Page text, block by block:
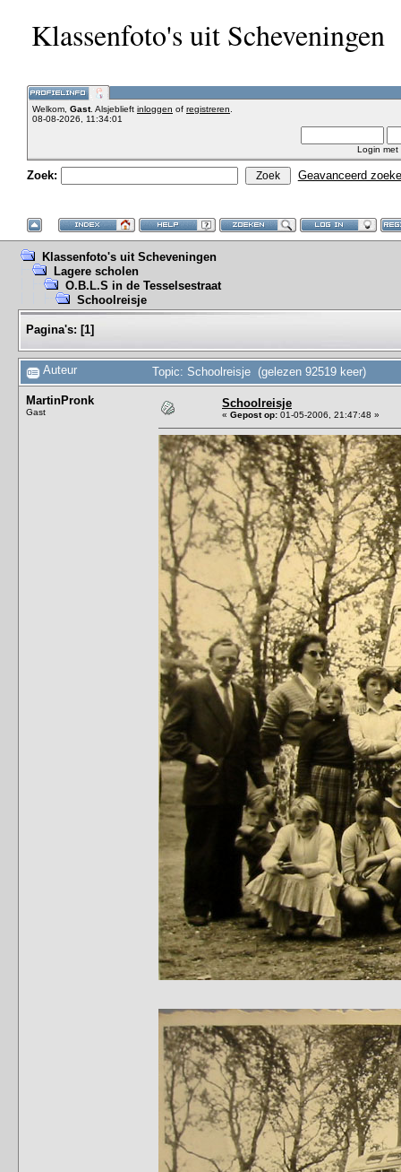
Klassenfoto's uit Scheveningen
Welkom, Gast. Alsjeblieft inloggen of registreren
08-08-2026, 11:34:01
Login met
Zoek: Geavanceerd
Klassenfoto's uit Scheveningen
Lagere scholen
O.B.L.S in de Tesselsestraat
Schoolreisje
Pagina's: [1]
Auteur Topic: Schoolreisje (gelezen 92519 keer)
MartinPronk
Gast
Schoolreisje
« Gepost op: 01-05-2006, 21:47:48 »